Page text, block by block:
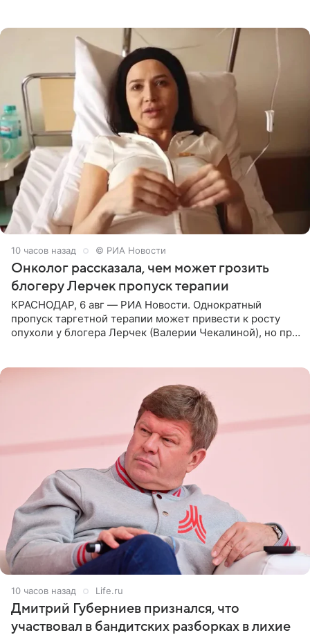
10 часов назад © РИА Новости
Онколог рассказала, чем может грозить
блогеру Лерчек пропуск терапии
КРАСНОДАР, 6 авг — РИА Новости. Однократный
пропуск таргетной терапии может привести к росту
опухоли у блогера Лерчек (Валерии Чекалиной), но при
10 часов назад Life.ru
Дмитрий Губерниев признался, что
участвовал в бандитских разборках в лихие